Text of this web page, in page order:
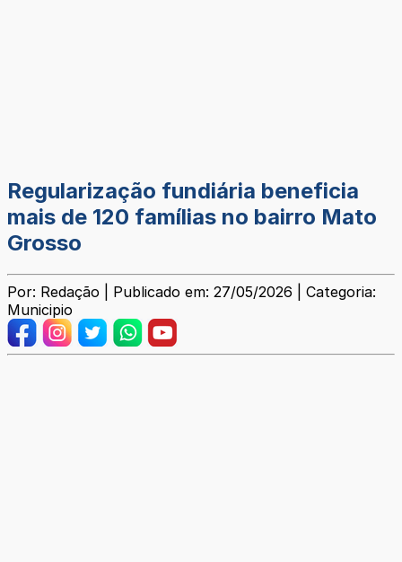
Regularização fundiária beneficia
mais de 120 famílias no bairro Mato
Grosso
Por: Redação | Publicado em: 27/05/2026 | Categoria:
Municipio